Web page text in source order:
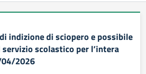
indizione di sciopero e possibile
scolastico per l’intera
2026